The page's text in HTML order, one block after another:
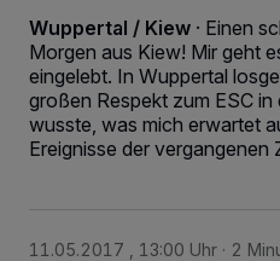
Wuppertal / Kiew · Einen
Morgen aus Kiew! Mir geht
eingelebt. In Wuppertal
großen Respekt zum ESC
wusste, was mich erwartet
Ereignisse der vergangenen
11.05.2017 , 13:00 Uhr 2